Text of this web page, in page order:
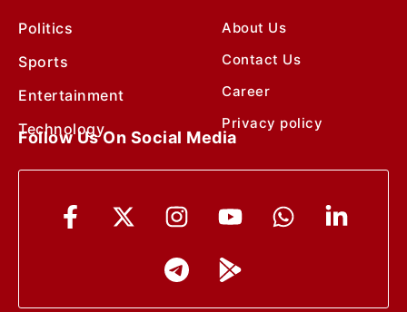
Politics
Sports
Entertainment
Technology
About Us
Contact Us
Career
Privacy policy
Follow Us On Social Media